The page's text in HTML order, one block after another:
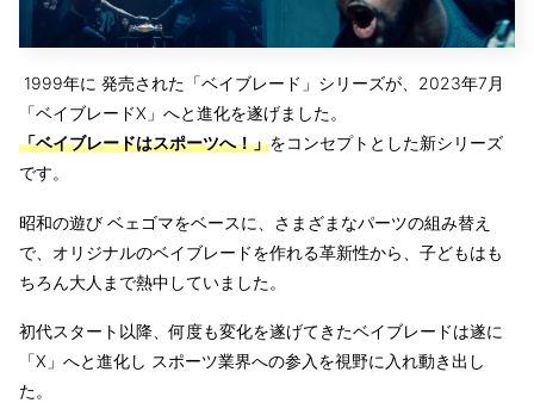
1999年に 発売された「ベイブレード」シリーズが、2023年7月
「ベイブレードX」へと進化を遂げました。
「ベイブレードはスポーツへ！」をコンセプトとした新シリーズ
です。
昭和の遊び ベェゴマをベースに、さまざまなパーツの組み替え
で、オリジナルのベイブレードを作れる革新性から、子どもはも
ちろん大人まで熱中していました。
初代スタート以降、何度も変化を遂げてきたベイブレードは遂に
「X」へと進化し スポーツ業界への参入を視野に入れ動き出し
た。